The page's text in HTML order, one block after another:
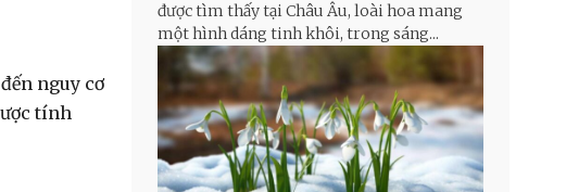
nguy cơ
tính
được tìm thấy tại Châu Âu, loài hoa mang
một hình dáng tinh khôi, trong sáng...